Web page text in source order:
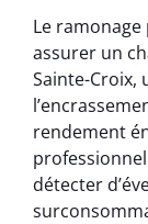
Le
assurer un
Sainte-Croix,
rendement
détecter